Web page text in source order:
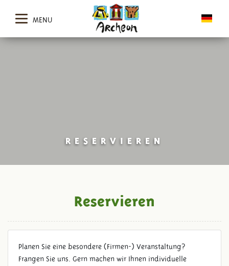
MENU
RESERVIEREN
Reservieren
Planen Sie eine besondere (Firmen-) Veranstaltung?
Frangen Sie uns. Gern machen wir Ihnen individuelle